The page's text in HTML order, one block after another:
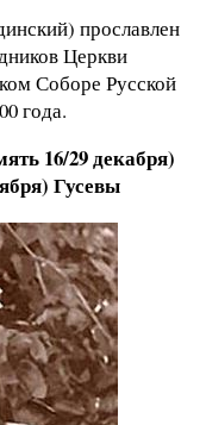
прославлен
Церкви
Соборе Русской
года.
16/29 декабря)
Гусевы